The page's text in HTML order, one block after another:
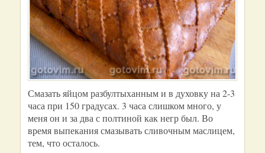
Смазать яйцом разбултыханным и в духовку на 2-3
часа при 150 градусах. 3 часа слишком много, у
меня он и за два с полтиной как негр был. Во
время выпекания смазывать сливочным маслицем,
тем, что осталось.